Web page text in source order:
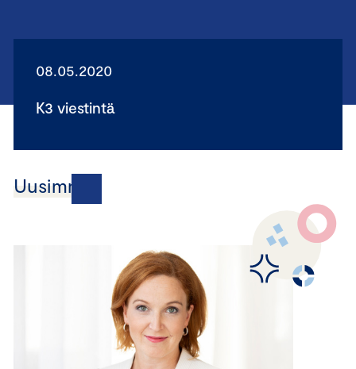
08.05.2020
K3 viestintä
Uusimmat